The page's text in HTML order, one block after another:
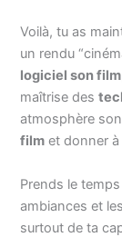
Voilà, tu as
un rendu
logiciel son film
maîtrise des
atmosphère
film et donner
Prends le
ambiances et
surtout de ta